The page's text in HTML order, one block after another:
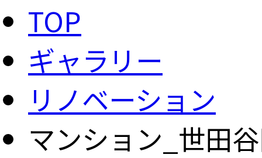
TOP
ギャラリー
リノベーション
マンション_世田